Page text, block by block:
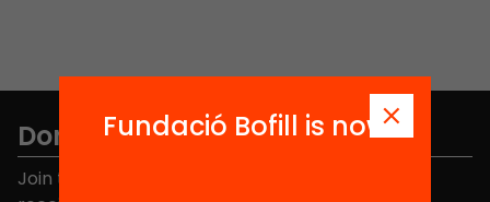
Don't miss anything.
Join the more than 40,000 people who already
Fundació Bofill is now